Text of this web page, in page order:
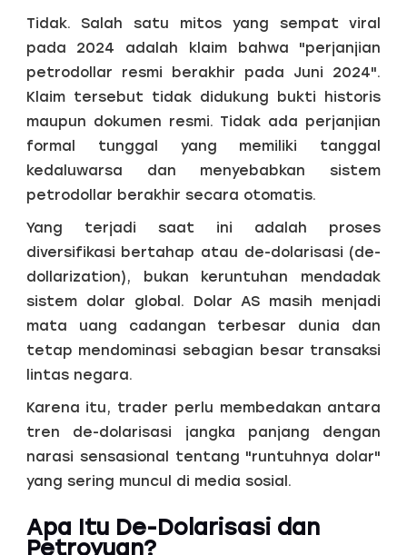
Tidak. Salah satu mitos yang sempat viral
pada 2024 adalah klaim bahwa "perjanjian
petrodollar resmi berakhir pada Juni 2024".
Klaim tersebut tidak didukung bukti historis
maupun dokumen resmi. Tidak ada perjanjian
formal tunggal yang memiliki tanggal
kedaluwarsa dan menyebabkan sistem
petrodollar berakhir secara otomatis.
Yang terjadi saat ini adalah proses
diversifikasi bertahap atau de-dolarisasi (de-
dollarization), bukan keruntuhan mendadak
sistem dolar global. Dolar AS masih menjadi
mata uang cadangan terbesar dunia dan
tetap mendominasi sebagian besar transaksi
lintas negara.
Karena itu, trader perlu membedakan antara
tren de-dolarisasi jangka panjang dengan
narasi sensasional tentang "runtuhnya dolar"
yang sering muncul di media sosial.
Apa Itu De-Dolarisasi dan
Petroyuan?